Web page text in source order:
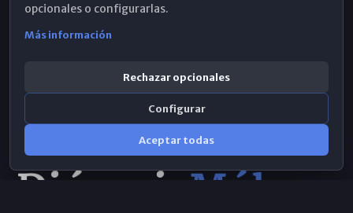
opcionales o configurarlas.
Más información
Rechazar opcionales
Configurar
Aceptar todas